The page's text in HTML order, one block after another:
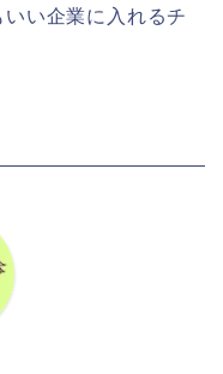
い企業に入れるチ